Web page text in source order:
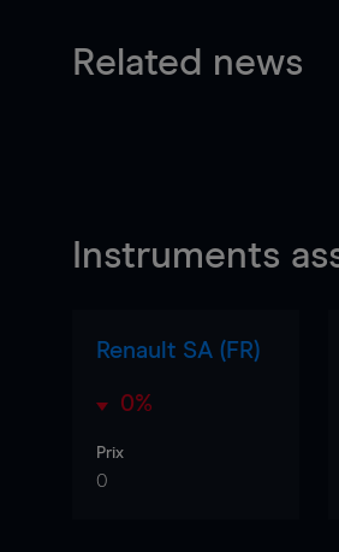
Related news
Instruments
Renault SA (FR)
0%
Prix
0